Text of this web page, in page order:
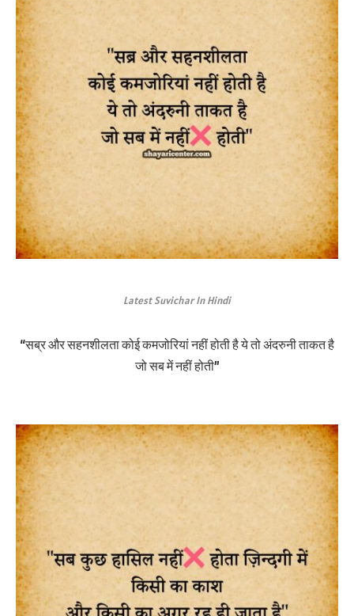
Latest Suvichar In Hindi
“सब्र और सहनशीलता कोई कमजोरियां नहीं होती है ये तो अंदरुनी ताकत है
जो सब में नहीं होती”